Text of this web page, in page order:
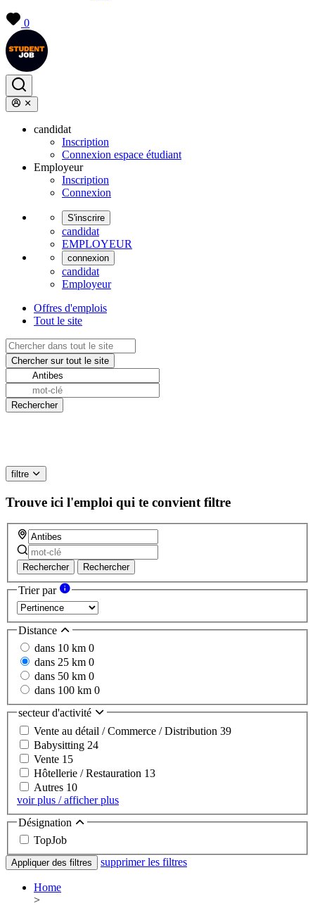
0
candidat
Inscription
Connexion espace étudiant
Employeur
Inscription
Connexion
S'inscrire
candidat
EMPLOYEUR
connexion
candidat
Employeur
Offres d'emplois
Tout le site
filtre
Trouve ici l'emploi qui te convient filtre
Rechercher Rechercher
Trier par
Distance
dans 10 km 0
dans 25 km 0
dans 50 km 0
dans 100 km 0
secteur d'activité
Vente au détail / Commerce / Distribution 39
Babysitting 24
Vente 15
Hôtellerie / Restauration 13
Autres 10
voir plus / afficher plus
Désignation
TopJob
Appliquer des filtres supprimer les filtres
Home
>